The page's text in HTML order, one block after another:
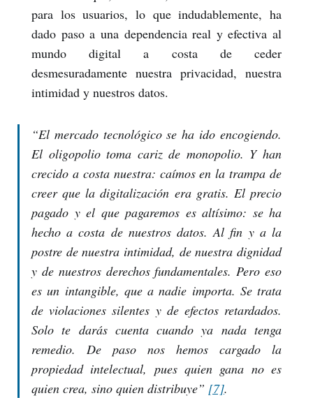
para los usuarios, lo que indudablemente, ha
dado paso a una dependencia real y efectiva al
mundo digital a costa de ceder
desmesuradamente nuestra privacidad, nuestra
intimidad y nuestros datos.
“El mercado tecnológico se ha ido encogiendo.
El oligopolio toma cariz de monopolio. Y han
crecido a costa nuestra: caímos en la trampa de
creer que la digitalización era gratis. El precio
pagado y el que pagaremos es altísimo: se ha
hecho a costa de nuestros datos. Al fin y a la
postre de nuestra intimidad, de nuestra dignidad
y de nuestros derechos fundamentales. Pero eso
es un intangible, que a nadie importa. Se trata
de violaciones silentes y de efectos retardados.
Solo te darás cuenta cuando ya nada tenga
remedio. De paso nos hemos cargado la
propiedad intelectual, pues quien gana no es
quien crea, sino quien distribuye” [7].